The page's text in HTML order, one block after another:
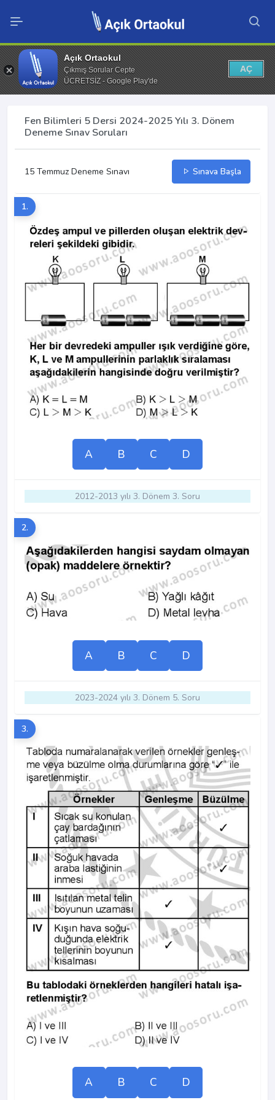
Açık Ortaokul
Çıkmış Sorular Cepte
ÜCRETSİZ - Google Play'de
AÇ
Fen Bilimleri 5 Dersi 2024-2025 Yılı 3. Dönem
Deneme Sınav Soruları
15 Temmuz Deneme Sınavı Sınava Başla
1.
A B C D
2012-2013 yılı 3. Dönem 3. Soru
2.
A B C D
2023-2024 yılı 3. Dönem 5. Soru
3.
A B C D